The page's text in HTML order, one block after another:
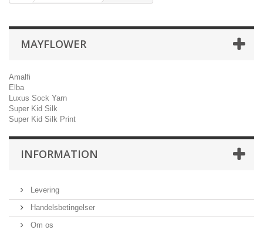
MAYFLOWER
Amalfi
Elba
Luxus Sock Yarn
Super Kid Silk
Super Kid Silk Print
INFORMATION
Levering
Handelsbetingelser
Om os